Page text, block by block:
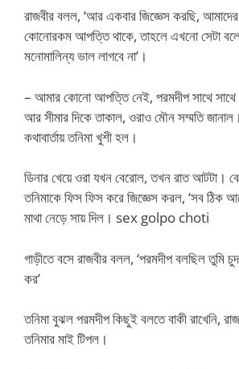
রাজবীর বলল, ‘আর একবার জিজ্ঞেস করছি,
কোনোরকম আপত্তি থাকে, তাহলে এখনো সেটা
মনোমালিন্য ভাল লাগবে না’।
– আমার কোনো আপত্তি নেই, পরমদীপ সাথে সাথে
আর সীমার দিকে তাকাল, ওরাও মৌন সম্মতি
কথাবার্তায় তনিমা খুশী হল।
ডিনার খেয়ে ওরা যখন বেরোল, তখন রাত আটটা।
তনিমাকে ফিস ফিস করে জিজ্ঞেস করল, ‘সব ঠিক
মাথা নেড়ে সায় দিল। sex golpo choti
গাড়ীতে বসে রাজবীর বলল, ‘পরমদীপ বলছিল তুমি
কর’
তনিমা বুঝল পরমদীপ কিছুই বলতে বাকী রাখেনি,
তনিমার মাই টিপল।